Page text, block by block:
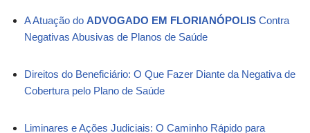
A Atuação do ADVOGADO EM FLORIANÓPOLIS Contra
Negativas Abusivas de Planos de Saúde
Direitos do Beneficiário: O Que Fazer Diante da Negativa de
Cobertura pelo Plano de Saúde
Liminares e Ações Judiciais: O Caminho Rápido para